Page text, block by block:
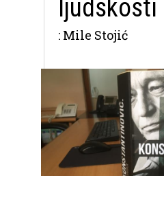
ljudskosti
: Mile Stojić